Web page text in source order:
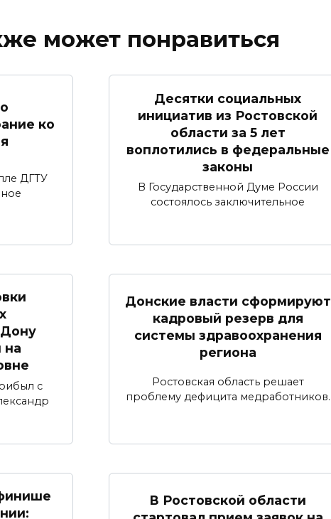
может понравиться
ко
ДГТУ
Десятки социальных
инициатив из Ростовской
области за 5 лет
воплотились в федеральные
законы
В Государственной Думе России
состоялось заключительное
на
с
Донские власти сформируют
кадровый резерв для
системы здравоохранения
региона
Ростовская область решает
проблему дефицита медработников.
В Ростовской области